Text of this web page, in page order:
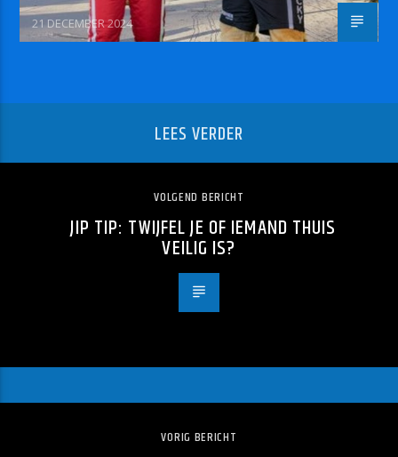
21 DECEMBER 2024
LEES VERDER
VOLGEND BERICHT
JIP TIP: TWIJFEL JE OF IEMAND THUIS
VEILIG IS?
VORIG BERICHT